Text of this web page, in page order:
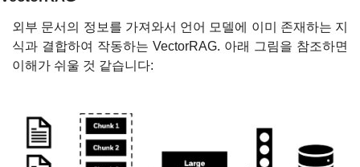
외부 문서의 정보를 가져와서 언어 모델에 이미 존재하는 지
식과 결합하여 작동하는 VectorRAG. 아래 그림을 참조하면
이해가 쉬울 것 같습니다: